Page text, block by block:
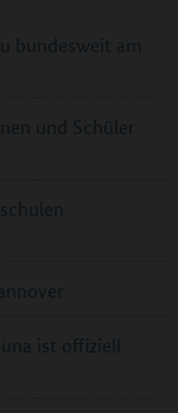
bundesweit am
und Schüler
ist offiziell